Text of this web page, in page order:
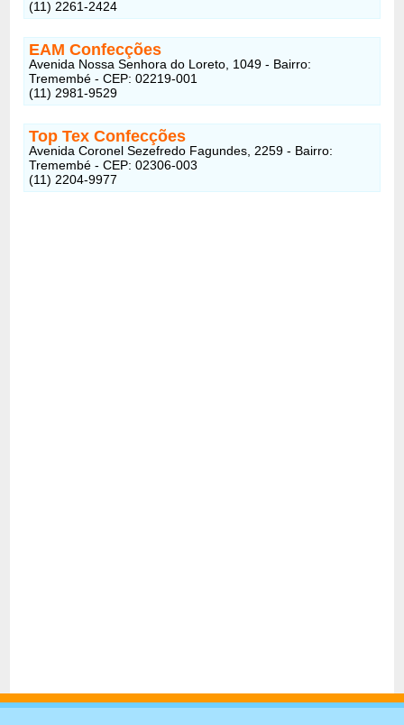
(11) 2261-2424
EAM Confecções
Avenida Nossa Senhora do Loreto, 1049 - Bairro:
Tremembé - CEP: 02219-001
(11) 2981-9529
Top Tex Confecções
Avenida Coronel Sezefredo Fagundes, 2259 - Bairro:
Tremembé - CEP: 02306-003
(11) 2204-9977